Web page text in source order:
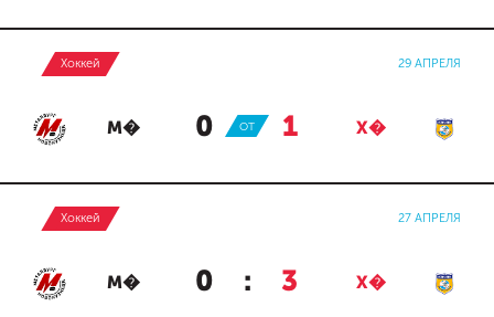
Хоккей 29 АПРЕЛЯ
М� 0 : 1 Х�
ОТ
Хоккей 27 АПРЕЛЯ
М� 0 : 3 Х�